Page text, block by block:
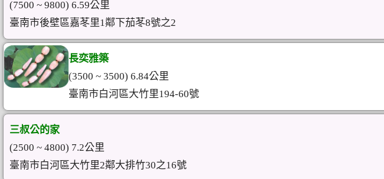
(7500 ~ 9800) 6.59公里
臺南市後壁區嘉苳里1鄰下茄苳8號之2
長奕雅築
(3500 ~ 3500) 6.84公里
臺南市白河區大竹里194-60號
三叔公的家
(2500 ~ 4800) 7.2公里
臺南市白河區大竹里2鄰大排竹30之16號